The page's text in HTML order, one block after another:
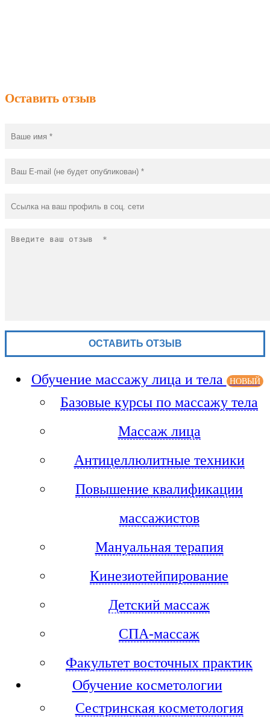
Оставить отзыв
Обучение массажу лица и тела НОВЫЙ
Базовые курсы по массажу тела
Массаж лица
Антицеллюлитные техники
Повышение квалификации
массажистов
Мануальная терапия
Кинезиотейпирование
Детский массаж
СПА-массаж
Факультет восточных практик
Обучение косметологии
Сестринская косметология